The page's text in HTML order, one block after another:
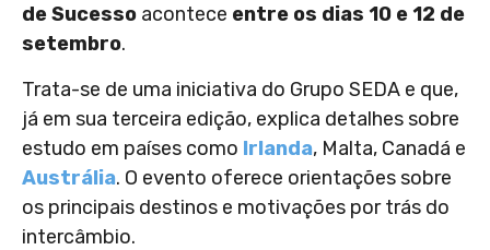
de Sucesso acontece entre os dias 10 e 12 de
setembro.
Trata-se de uma iniciativa do Grupo SEDA e que,
já em sua terceira edição, explica detalhes sobre
estudo em países como Irlanda, Malta, Canadá e
Austrália. O evento oferece orientações sobre
os principais destinos e motivações por trás do
intercâmbio.